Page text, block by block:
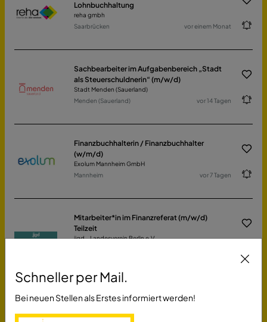
Lohnbuchhaltung
reha gmbh
Saarbrücken
vor einem Monat
Sachbearbeiter im Aufgabenbereich „Stadt
als Steuerschuldnerin“ (m/w/d)
Stadt Menden (Sauerland)
Menden (Sauerland)
vor 14 Tagen
Finanzbuchhalterin / Finanzbuchhalter
(w/m/d)
Exolum Mannheim GmbH
Mannheim
vor 7 Tagen
Mitarbeiter*in im Finanzreferat (m/w/d)
Teilzeit
ijgd - Landesverein Berlin e.V.
Leiter Auftragsmanagement (m/w/d)
Sankt Ingbert
Schneller per Mail.
Bei neuen Stellen als Erstes informiert werden!